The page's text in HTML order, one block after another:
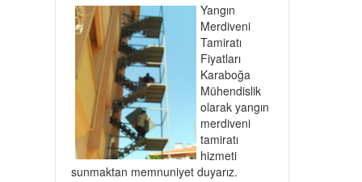
Yangın
Merdiveni
Tamiratı
Fiyatları
Karaboğa
Mühendislik
olarak yangın
merdiveni
tamiratı
hizmeti
sunmaktan memnuniyet duyarız.